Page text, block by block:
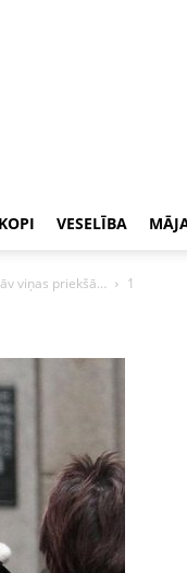
VESELĪBA
viņas priekšā… 1